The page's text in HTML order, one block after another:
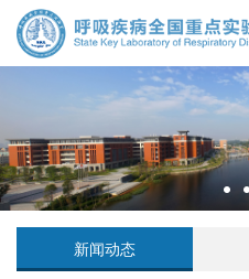
新闻动态